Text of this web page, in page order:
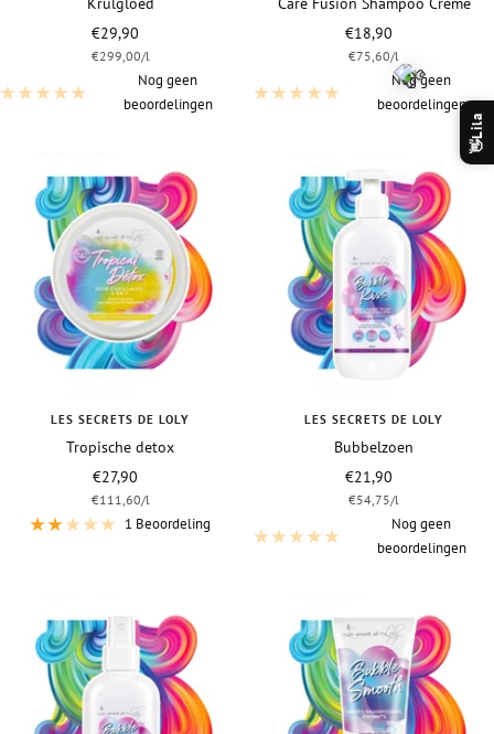
Vraagprijs
€29,90
€299,00/l
Nog geen
beoordelingen
Vraagprijs
€18,90
€75,60/l
Nog geen
beoordelingen
LES SECRETS DE LOLY
Tropische detox
Vraagprijs
€27,90
€111,60/l
1 Beoordeling
LES SECRETS DE LOLY
Bubbelzoen
Vraagprijs
€21,90
€54,75/l
Nog geen
beoordelingen
👋
Lila